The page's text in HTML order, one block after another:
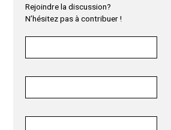
Rejoindre la discussion?
N’hésitez pas à contribuer !